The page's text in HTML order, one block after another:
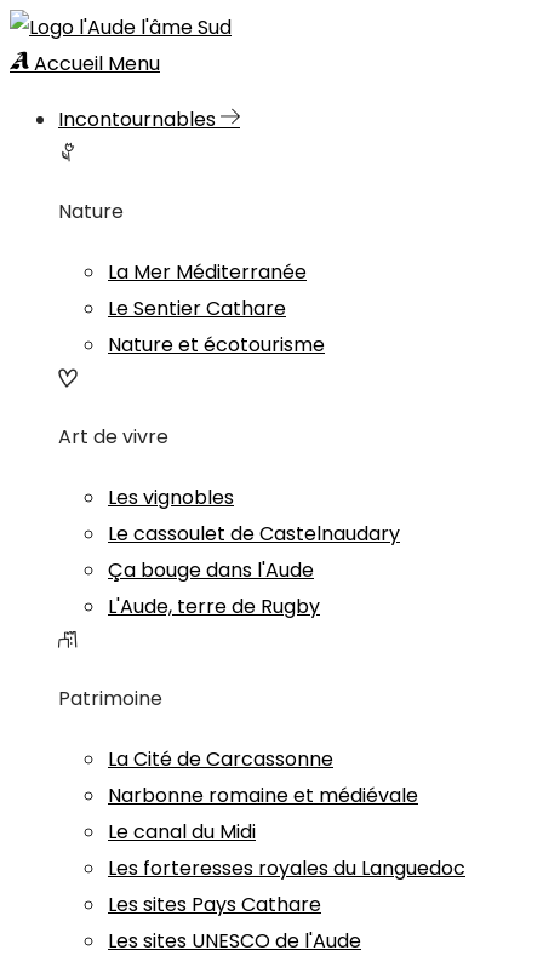
Accueil Menu
Incontournables
Nature
La Mer Méditerranée
Le Sentier Cathare
Nature et écotourisme
Art de vivre
Les vignobles
Le cassoulet de Castelnaudary
Ça bouge dans l'Aude
L'Aude, terre de Rugby
Patrimoine
La Cité de Carcassonne
Narbonne romaine et médiévale
Le canal du Midi
Les forteresses royales du Languedoc
Les sites Pays Cathare
Les sites UNESCO de l'Aude